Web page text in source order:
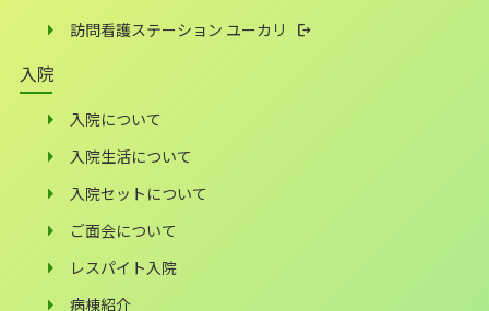
訪問看護ステーション ユーカリ
入院
入院について
入院生活について
入院セットについて
ご面会について
レスパイト入院
病棟紹介